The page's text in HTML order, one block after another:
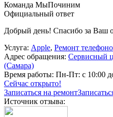
Команда МыПочиним
Официальный ответ
Добрый день! Спасибо за Ваш
Услуга: Apple, Ремонт
Адрес обращения: Сервисный
(Самара)
Время работы: Пн-Пт: с 10:00
Сейчас открыто!
Записаться на ремонт
Источник отзыва: